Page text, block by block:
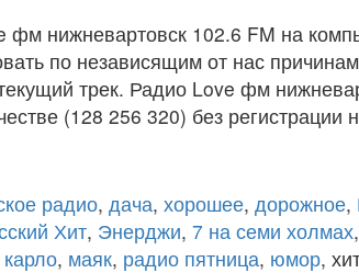
нижневартовск 102.6 FM на
по независящим от нас
трек. Радио Love фм
(128 256 320) без регистрации
радио, дача, хорошее, дорожное,
Хит, Энерджи, 7 на семи холмах,
, маяк, радио пятница, юмор,